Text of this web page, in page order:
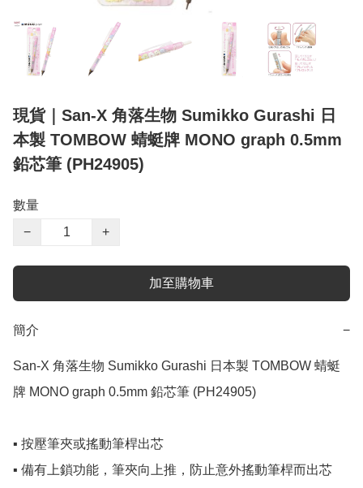
現貨｜San-X 角落生物 Sumikko Gurashi 日
本製 TOMBOW 蜻蜓牌 MONO graph 0.5mm
鉛芯筆 (PH24905)
數量
−
+
加至購物車
簡介 −
San-X 角落生物 Sumikko Gurashi 日本製 TOMBOW 蜻蜓
牌 MONO graph 0.5mm 鉛芯筆 (PH24905)
▪️ 按壓筆夾或搖動筆桿出芯
▪️ 備有上鎖功能，筆夾向上推，防止意外搖動筆桿而出芯